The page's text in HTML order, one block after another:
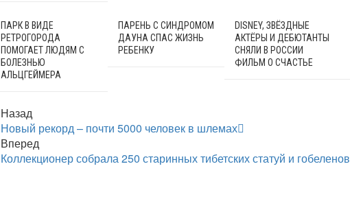
ПАРК В ВИДЕ
РЕТРОГОРОДА
ПОМОГАЕТ ЛЮДЯМ С
БОЛЕЗНЬЮ
АЛЬЦГЕЙМЕРА
ПАРЕНЬ С СИНДРОМОМ
ДАУНА СПАС ЖИЗНЬ
РЕБЕНКУ
DISNEY, ЗВЁЗДНЫЕ
АКТЁРЫ И ДЕБЮТАНТЫ
СНЯЛИ В РОССИИ
ФИЛЬМ О СЧАСТЬЕ
Назад
Новый рекорд – почти 5000 человек в шлемах
Вперед
Коллекционер собрала 250 старинных тибетских статуй и гобеленов